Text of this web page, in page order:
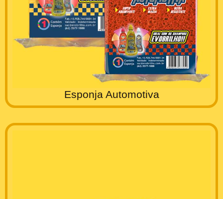
Esponja Automotiva